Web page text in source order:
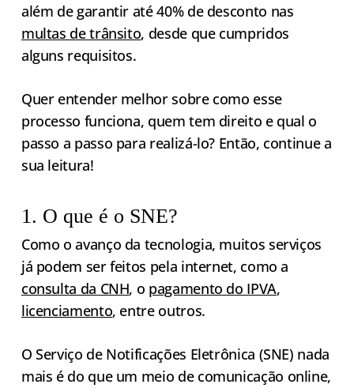
além de garantir até 40% de desconto nas
multas de trânsito, desde que cumpridos
alguns requisitos.
Quer entender melhor sobre como esse
processo funciona, quem tem direito e qual o
passo a passo para realizá-lo? Então, continue a
sua leitura!
1. O que é o SNE?
Como o avanço da tecnologia, muitos serviços
já podem ser feitos pela internet, como a
consulta da CNH, o pagamento do IPVA,
licenciamento, entre outros.
O Serviço de Notificações Eletrônica (SNE) nada
mais é do que um meio de comunicação online,